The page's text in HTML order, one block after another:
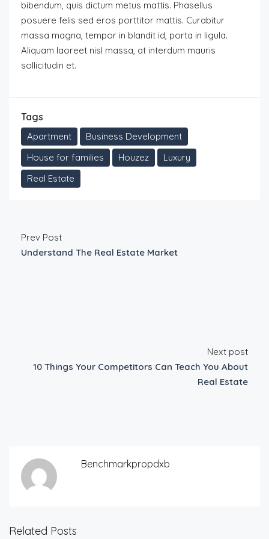
bibendum, quis dictum metus mattis. Phasellus
posuere felis sed eros porttitor mattis. Curabitur
massa magna, tempor in blandit id, porta in ligula.
Aliquam laoreet nisl massa, at interdum mauris
sollicitudin et.
Tags
Apartment
Business Development
House for families
Houzez
Luxury
Real Estate
Prev Post
Understand The Real Estate Market
Next post
10 Things Your Competitors Can Teach You About
Real Estate
Benchmarkpropdxb
Related Posts